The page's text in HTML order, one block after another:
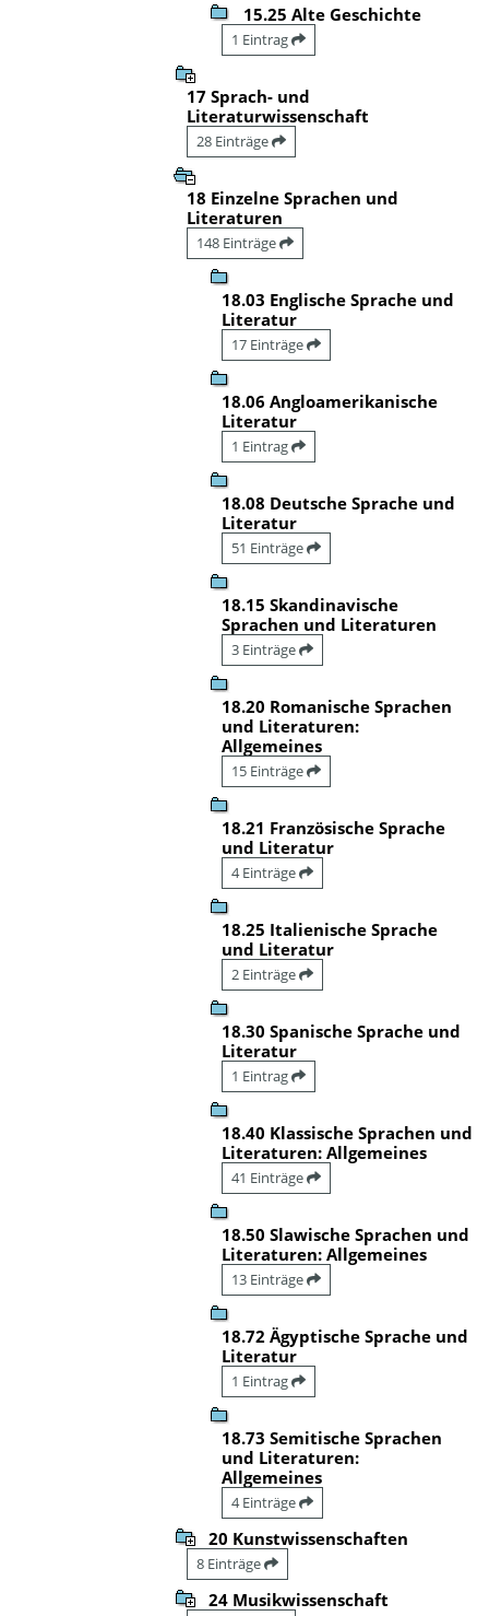
15.25 Alte Geschichte
1 Eintrag
17 Sprach- und
Literaturwissenschaft
28 Einträge
18 Einzelne Sprachen und
Literaturen
148 Einträge
18.03 Englische Sprache und
Literatur
17 Einträge
18.06 Angloamerikanische
Literatur
1 Eintrag
18.08 Deutsche Sprache und
Literatur
51 Einträge
18.15 Skandinavische
Sprachen und Literaturen
3 Einträge
18.20 Romanische Sprachen
und Literaturen:
Allgemeines
15 Einträge
18.21 Französische Sprache
und Literatur
4 Einträge
18.25 Italienische Sprache
und Literatur
2 Einträge
18.30 Spanische Sprache und
Literatur
1 Eintrag
18.40 Klassische Sprachen und
Literaturen: Allgemeines
41 Einträge
18.50 Slawische Sprachen und
Literaturen: Allgemeines
13 Einträge
18.72 Ägyptische Sprache und
Literatur
1 Eintrag
18.73 Semitische Sprachen
und Literaturen:
Allgemeines
4 Einträge
20 Kunstwissenschaften
8 Einträge
24 Musikwissenschaft